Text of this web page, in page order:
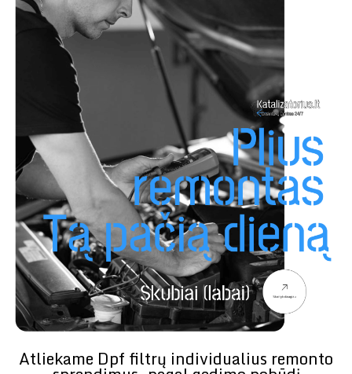
Atliekame Dpf filtrų individualius remonto